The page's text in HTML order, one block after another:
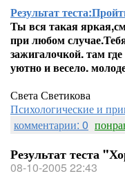
Результат теста:
Ты вся такая
при любом
зажигалочкой. там
уютно и весело.
Света Светикова
Психологические и
комментарии: 0
Результат теста
08-10-2005 22:43